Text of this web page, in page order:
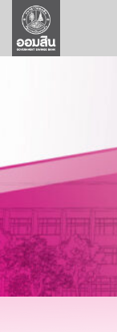
ลูกค้าธุรกิจ
ลูกค้าผู้ประกอ
การพัฒนาที่ยั่
ข่าวสาร
บริการทางกา
อื่นๆ
ติดต่อเรา
บริการออนไ